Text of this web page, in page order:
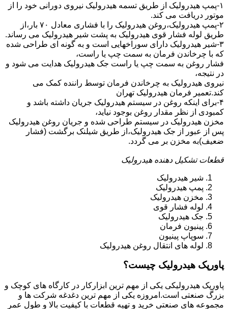
۱-پمپ هیدرولیک از طریق تسمه هیدرولیک نیروی دورانی خود را از
موتور دریافت می کند.
۲-پمپ هیدرولیک،روغن هیدرولیک را با فشاری معادل ۷۰ بار،از
طریق لوله فشار قوی هیدرولیک به پشت شیر هیدرولیک می رساند.
۳-شیر هیدرولیک دارای سوراخهایی است و به گونه ای طراحی شده
که با چرخاندن فرمان به سمت چپ یا راست،
فشار روغن به سمت چپ یا راست جک هیدرولیک هدایت می شود و
در نتیجه،
نیروی هیدرولیک به چرخاندن فرمان توسط راننده کمک می
کند.تعمیر فرمان هیدرولیک تهران
۴-برای اینکه روغن در سیستم هیدرولیک جریان داشته باشد و
کمبودی از نظر مقدار روغن بوجود نیاید،
مخزن هیدرولیک در سیستم طراحی شده و جریان روغن هیدرولیک
پس از عبور از جک هیدرولیک،از طریق شیلنک برگشت (فشار
ضعیف)به مخزن بر می گردد.
قطعات تشکیل دهنده هیدرولیک
شیر هیدرولیک
پمپ هیدرولیک
مخزن هیدرولیک
لوله فشار قوی
جک هیدرولیک
پینیون فرمان
سوپاپ پینیون
لوله های انتقال روغن هیدرولیک
پاورپک هیدرولیک چیست؟
پاورپک هیدرولیکی یکی از مهم ترین ابزارکار در کارگاه های کوچک و
بزرگ صنعتی است.امروزه یکی از مهم ترین دغدغه شرکت ها و
مجموعه های صنعتی خرید و تهیه قطعات با کیفیت بالا و طول عمر